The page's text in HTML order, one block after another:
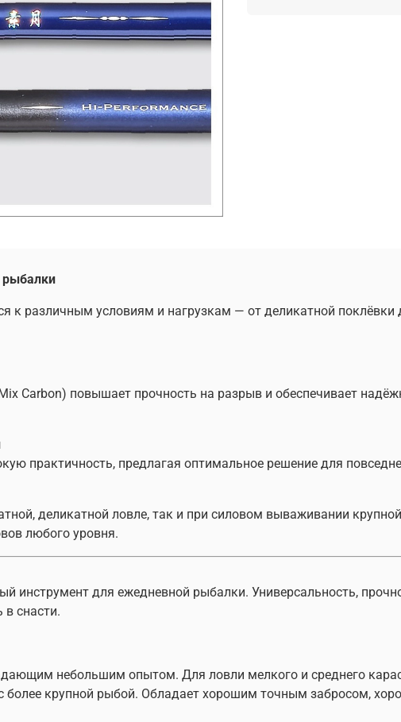
рыбалки
к различным условиям и нагрузкам — от деликатной
Carbon) повышает прочность на разрыв и обеспечивает
практичность, предлагая оптимальное решение для
деликатной ловле, так и при силовом вываживании
любого уровня.
инструмент для ежедневной рыбалки. Универсальность,
в снасти.
небольшим опытом. Для ловли мелкого и среднего
более крупной рыбой. Обладает хорошим точным забросом,